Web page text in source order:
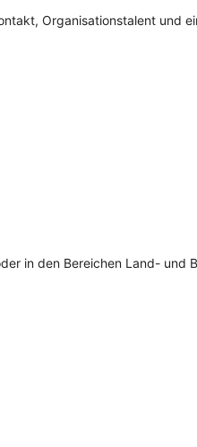
Organisationstalent und
in den Bereichen Land- und